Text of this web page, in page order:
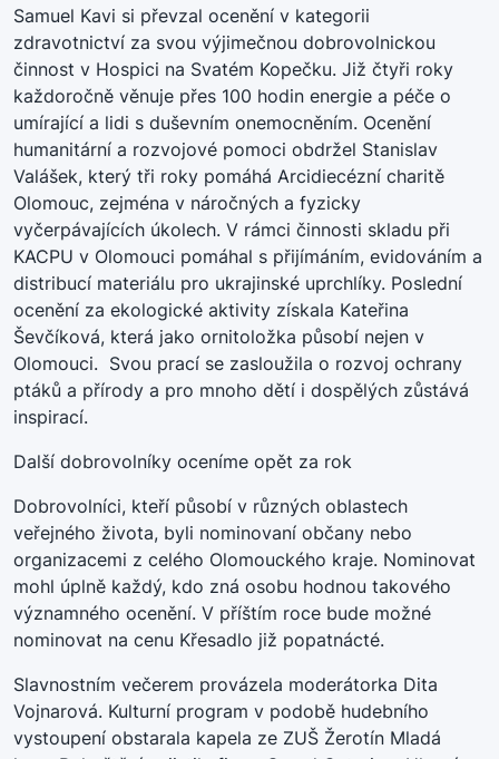
Samuel Kavi si převzal ocenění v kategorii
zdravotnictví za svou výjimečnou dobrovolnickou
činnost v Hospici na Svatém Kopečku. Již čtyři roky
každoročně věnuje přes 100 hodin energie a péče o
umírající a lidi s duševním onemocněním. Ocenění
humanitární a rozvojové pomoci obdržel Stanislav
Valášek, který tři roky pomáhá Arcidiecézní charitě
Olomouc, zejména v náročných a fyzicky
vyčerpávajících úkolech. V rámci činnosti skladu při
KACPU v Olomouci pomáhal s přijímáním, evidováním a
distribucí materiálu pro ukrajinské uprchlíky. Poslední
ocenění za ekologické aktivity získala Kateřina
Ševčíková, která jako ornitoložka působí nejen v
Olomouci. Svou prací se zasloužila o rozvoj ochrany
ptáků a přírody a pro mnoho dětí i dospělých zůstává
inspirací.
Další dobrovolníky oceníme opět za rok
Dobrovolníci, kteří působí v různých oblastech
veřejného života, byli nominovaní občany nebo
organizacemi z celého Olomouckého kraje. Nominovat
mohl úplně každý, kdo zná osobu hodnou takového
významného ocenění. V příštím roce bude možné
nominovat na cenu Křesadlo již popatnácté.
Slavnostním večerem provázela moderátorka Dita
Vojnarová. Kulturní program v podobě hudebního
vystoupení obstarala kapela ze ZUŠ Žerotín Mladá